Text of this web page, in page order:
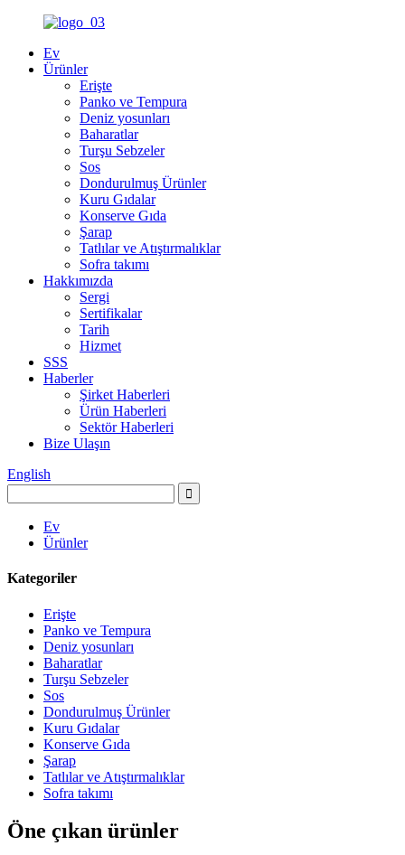
Ev
Ürünler
Erişte
Panko ve Tempura
Deniz yosunları
Baharatlar
Turşu Sebzeler
Sos
Dondurulmuş Ürünler
Kuru Gıdalar
Konserve Gıda
Şarap
Tatlılar ve Atıştırmalıklar
Sofra takımı
Hakkımızda
Sergi
Sertifikalar
Tarih
Hizmet
SSS
Haberler
Şirket Haberleri
Ürün Haberleri
Sektör Haberleri
Bize Ulaşın
English
Ev
Ürünler
Kategoriler
Erişte
Panko ve Tempura
Deniz yosunları
Baharatlar
Turşu Sebzeler
Sos
Dondurulmuş Ürünler
Kuru Gıdalar
Konserve Gıda
Şarap
Tatlılar ve Atıştırmalıklar
Sofra takımı
Öne çıkan ürünler